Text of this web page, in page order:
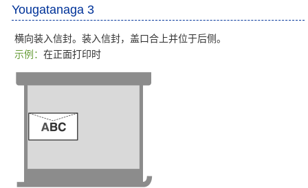
Yougatanaga 3
横向装入信封。装入信封，盖口合上并位于后侧。
示例： 在正面打印时